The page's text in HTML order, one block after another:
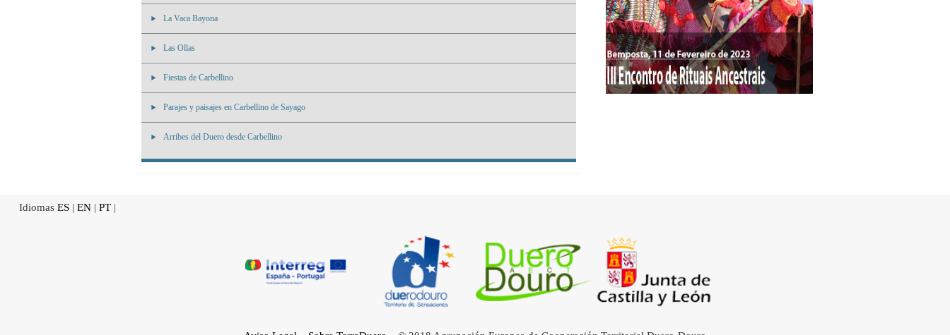
La Vaca Bayona
Las Ollas
Fiestas de Carbellino
Parajes y paisajes en Carbellino de Sayago
Arribes del Duero desde Carbellino
Idiomas ES | EN | PT |